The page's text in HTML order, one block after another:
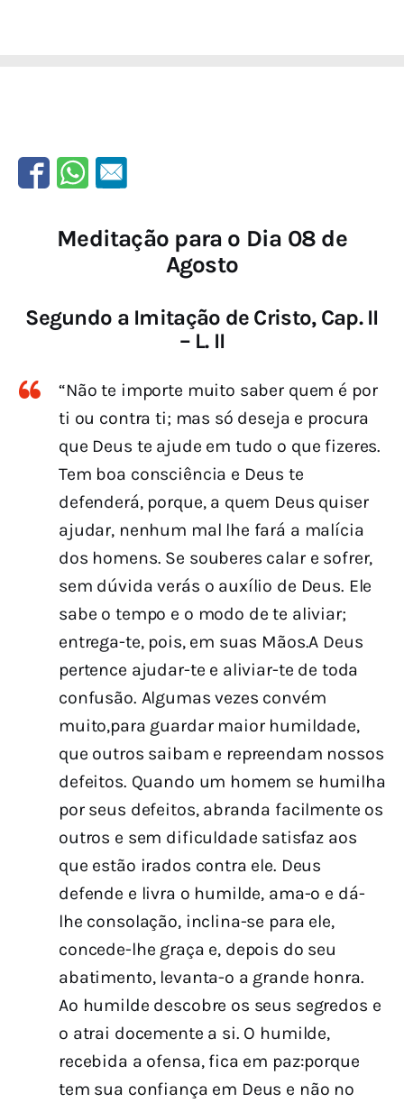
Meditação para o Dia 08 de
Agosto
Segundo a Imitação de Cristo, Cap. II
– L. II
“Não te importe muito saber quem é por
ti ou contra ti; mas só deseja e procura
que Deus te ajude em tudo o que fizeres.
Tem boa consciência e Deus te
defenderá, porque, a quem Deus quiser
ajudar, nenhum mal lhe fará a malícia
dos homens. Se souberes calar e sofrer,
sem dúvida verás o auxílio de Deus. Ele
sabe o tempo e o modo de te aliviar;
entrega-te, pois, em suas Mãos.A Deus
pertence ajudar-te e aliviar-te de toda
confusão. Algumas vezes convém
muito,para guardar maior humildade,
que outros saibam e repreendam nossos
defeitos. Quando um homem se humilha
por seus defeitos, abranda facilmente os
outros e sem dificuldade satisfaz aos
que estão irados contra ele. Deus
defende e livra o humilde, ama-o e dá-
lhe consolação, inclina-se para ele,
concede-lhe graça e, depois do seu
abatimento, levanta-o a grande honra.
Ao humilde descobre os seus segredos e
o atrai docemente a si. O humilde,
recebida a ofensa, fica em paz:porque
tem sua confiança em Deus e não no